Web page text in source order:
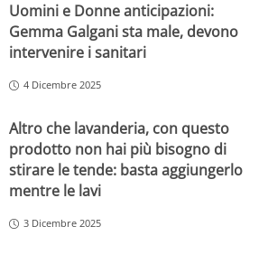
Uomini e Donne anticipazioni:
Gemma Galgani sta male, devono
intervenire i sanitari
4 Dicembre 2025
Altro che lavanderia, con questo
prodotto non hai più bisogno di
stirare le tende: basta aggiungerlo
mentre le lavi
3 Dicembre 2025